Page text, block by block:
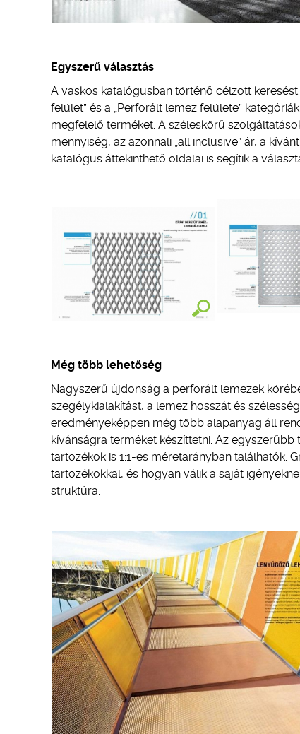
Egyszerű választás
A vaskos katalógusban történő célzott keresést
felület” és a „Perforált lemez felülete”
megfelelő terméket. A széleskörű
mennyiség, az azonnali „all inclusive” ár, a
katalógus áttekinthető oldalai is segítik a
Még több lehetőség
Nagyszerű újdonság a perforált lemezek
szegélykialakítást, a lemez hosszát és
eredményeképpen még több alapanyag áll
kívánságra terméket készíttetni. Az
tartozékok is 1:1-es méretarányban találhatók.
tartozékokkal, és hogyan válik a saját
struktúra.